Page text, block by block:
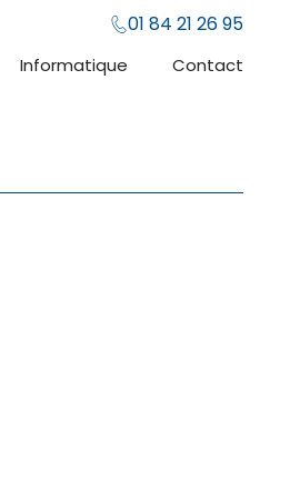
01 84 21 26 95
Informatique Contact